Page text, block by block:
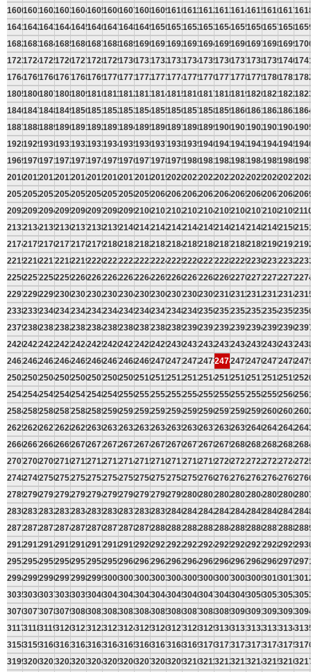
160016011602160316041605160616071608160916101611161216131614161516161617
164116421643164416451646164716481649165016511652165316541655165616571658
168216831684168516861687168816891690169116921693169416951696169716981699
172317241725172617271728172917301731173217331734173517361737173817391740
176417651766176717681769177017711772177317741775177617771778177917801781
180518061807180818091810181118121813181418151816181718181819182018211822
184618471848184918501851185218531854185518561857185818591860186118621863
188718881889189018911892189318941895189618971898189919001901190219031904
192819291930193119321933193419351936193719381939194019411942194319441945
196919701971197219731974197519761977197819791980198119821983198419851986
201020112012201320142015201620172018201920202021202220232024202520262027
205120522053205420552056205720582059206020612062206320642065206620672068
209220932094209520962097209820992100210121022103210421052106210721082109
213321342135213621372138213921402141214221432144214521462147214821492150
217421752176217721782179218021812182218321842185218621872188218921902191
221522162217221822192220222122222223222422252226222722282229223022312232
225622572258225922602261226222632264226522662267226822692270227122722273
229722982299230023012302230323042305230623072308230923102311231223132314
233823392340234123422343234423452346234723482349235023512352235323542355
237923802381238223832384238523862387238823892390239123922393239423952396
242024212422242324242425242624272428242924302431243224332434243524362437
246124622463246424652466246724682469247024712472247324742475247624772478
250225032504250525062507250825092510251125122513251425152516251725182519
254325442545254625472548254925502551255225532554255525562557255825592560
258425852586258725882589259025912592259325942595259625972598259926002601
262526262627262826292630263126322633263426352636263726382639264026412642
266626672668266926702671267226732674267526762677267826792680268126822683
270727082709271027112712271327142715271627172718271927202721272227232724
274827492750275127522753275427552756275727582759276027612762276327642765
278927902791279227932794279527962797279827992800280128022803280428052806
283028312832283328342835283628372838283928402841284228432844284528462847
287128722873287428752876287728782879288028812882288328842885288628872888
291229132914291529162917291829192920292129222923292429252926292729282929
295329542955295629572958295929602961296229632964296529662967296829692970
299429952996299729982999300030013002300330043005300630073008300930103011
303530363037303830393040304130423043304430453046304730483049305030513052
307630773078307930803081308230833084308530863087308830893090309130923093
311731183119312031213122312331243125312631273128312931303131313231333134
315831593160316131623163316431653166316731683169317031713172317331743175
319932003201320232033204320532063207320832093210321132123213321432153216